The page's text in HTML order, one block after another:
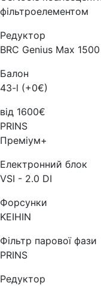
фільтроелементом
Редуктор
BRC Genius Max
Балон
43-l (+0€)
від 1600€
PRINS
Преміум+
Електронний блок
VSI - 2.0 DI
Форсунки
KEIHIN
Фільтр парової фази
PRINS
Редуктор